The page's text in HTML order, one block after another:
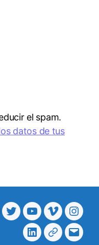
el spam.
datos de tus
TwitterYoutubeVimeo
LinkedinTelegram